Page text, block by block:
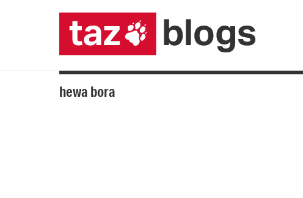
hewa bora